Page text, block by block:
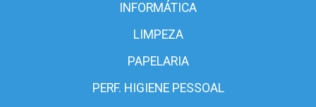
INFORMÁTICA
LIMPEZA
PAPELARIA
PERF. HIGIENE PESSOAL